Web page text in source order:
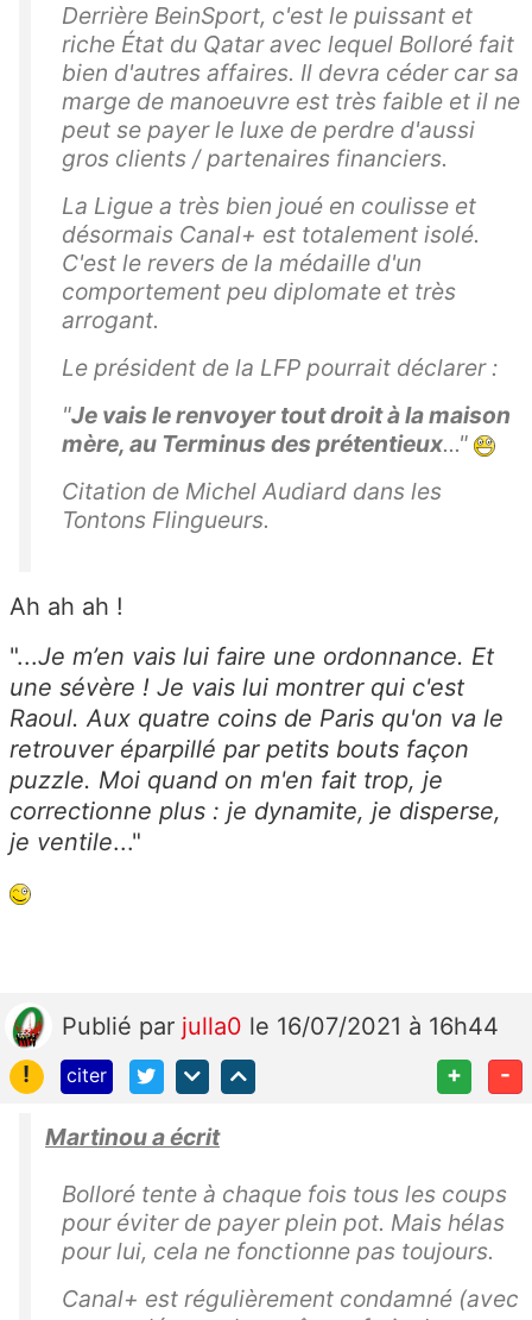
Derrière BeinSport, c'est le puissant et
riche État du Qatar avec lequel Bolloré fait
bien d'autres affaires. Il devra céder car sa
marge de manoeuvre est très faible et il ne
peut se payer le luxe de perdre d'aussi
gros clients / partenaires financiers.
La Ligue a très bien joué en coulisse et
désormais Canal+ est totalement isolé.
C'est le revers de la médaille d'un
comportement peu diplomate et très
arrogant.
Le président de la LFP pourrait déclarer :
"Je vais le renvoyer tout droit à la maison
mère, au Terminus des prétentieux..."
Citation de Michel Audiard dans les
Tontons Flingueurs.
Ah ah ah !
"...Je m’en vais lui faire une ordonnance. Et
une sévère ! Je vais lui montrer qui c'est
Raoul. Aux quatre coins de Paris qu'on va le
retrouver éparpillé par petits bouts façon
puzzle. Moi quand on m'en fait trop, je
correctionne plus : je dynamite, je disperse,
je ventile..."
Publié par julla0 le 16/07/2021 à 16h44
!
citer + -
Martinou a écrit
Bolloré tente à chaque fois tous les coups
pour éviter de payer plein pot. Mais hélas
pour lui, cela ne fonctionne pas toujours.
Canal+ est régulièrement condamné (avec